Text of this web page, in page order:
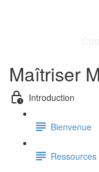
Maîtriser
Introduction
Bienvenue
Ressources